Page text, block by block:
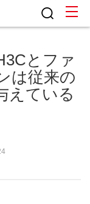
とファ
は従来の
えている